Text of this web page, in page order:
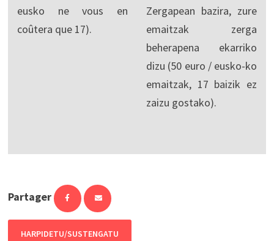
eusko ne vous en
coûtera que 17).
Zergapean bazira, zure
emaitzak zerga
beherapena ekarriko
dizu (50 euro / eusko-ko
emaitzak, 17 baizik ez
zaizu gostako).
Partager
HARPIDETU/SUSTENGATU